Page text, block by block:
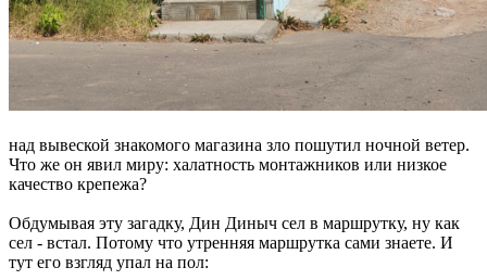
над вывеской знакомого магазина зло пошутил ночной ветер.
Что же он явил миру: халатность монтажников или низкое
качество крепежа?
Обдумывая эту загадку, Дин Диныч сел в маршрутку, ну как
сел - встал. Потому что утренняя маршрутка сами знаете. И
тут его взгляд упал на пол: